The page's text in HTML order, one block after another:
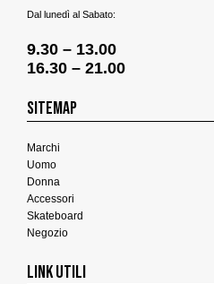
Dal lunedì al Sabato:
9.30 – 13.00
16.30 – 21.00
SITEMAP
Marchi
Uomo
Donna
Accessori
Skateboard
Negozio
LINK UTILI